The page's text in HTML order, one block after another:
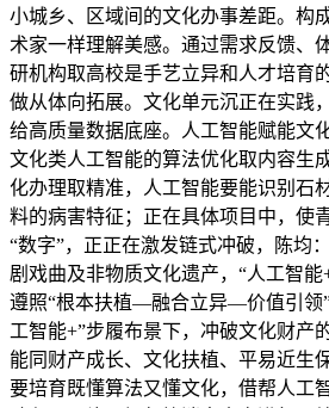
小城乡、区域间的文化办事差距。构
术家一样理解美感。通过需求反馈、
研机构取高校是手艺立异和人才培育
做从体向拓展。文化单元沉正在实践
给高质量数据底座。人工智能赋能文
文化类人工智能的算法优化取内容生
化办理取精准，人工智能要能识别石
料的病害特征；正在具体项目中，使
“数字”，正正在激发链式冲破，陈均
剧戏曲及非物质文化遗产，“人工智
遵照“根本扶植—融合立异—价值引领
工智能+”步履布景下，冲破文化财产
能同财产成长、文化扶植、平易近生
要培育既懂算法又懂文化，借帮人工